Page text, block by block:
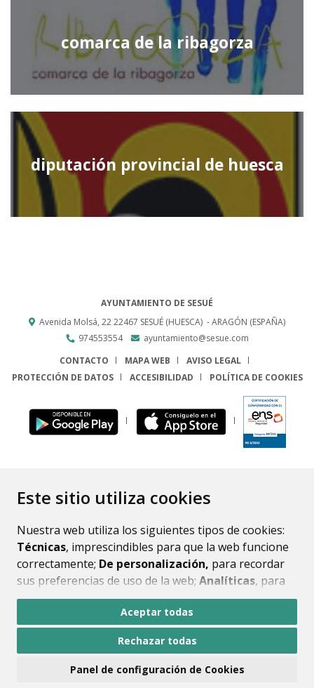
Este sitio utiliza cookies
Nuestra web utiliza los siguientes tipos de cookies:
Técnicas, imprescindibles para que la web funcione
correctamente; De personalización, para recordar
sus preferencias de uso de la web; Analíticas, para
mejorar el funcionamiento de la web y sus servicios.
Si acepta pulsando el botón“Aceptar todas”
consideramos que acepta su uso. Si pulsa el botón
ninguna acción, se guardarán las cookies técnicas
Aceptar todas
Rechazar todas
Panel de configuración de Cookies
comarca de la ribagorza
diputación provincial de huesca
AYUNTAMIENTO DE SESUÉ
Avenida Molsá, 2222467 SESUÉ (HUESCA) - ARAGÓN (ESPAÑA)
974553554
ayuntamiento@sesue.com
CONTACTO
MAPA WEB
AVISO LEGAL
PROTECCIÓN DE DATOS
ACCESIBILIDAD POLÍTICA DE COOKIES